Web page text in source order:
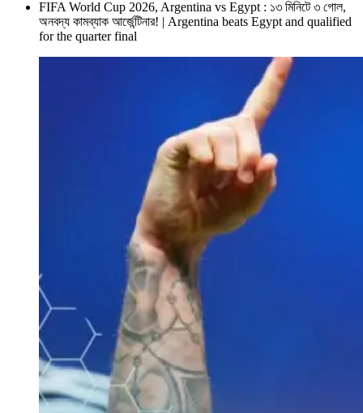
FIFA World Cup 2026, Argentina vs Egypt : ১৩ মিনিটে ৩ গোল,
অনবদ্য কামব্যাক আর্জেন্টিনার! | Argentina beats Egypt and qualified
for the quarter final